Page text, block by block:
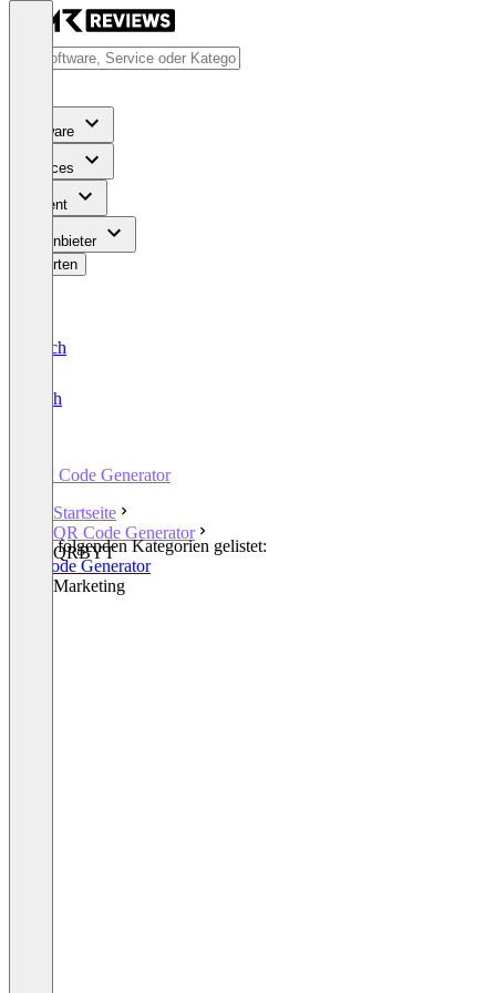
Software
Services
Content
Für Anbieter
Bewerten
Deutsch
English
QR Code Generator
Startseite
QR Code Generator
QRBYT
In den folgenden Kategorien gelistet:
QR Code Generator
Other Marketing